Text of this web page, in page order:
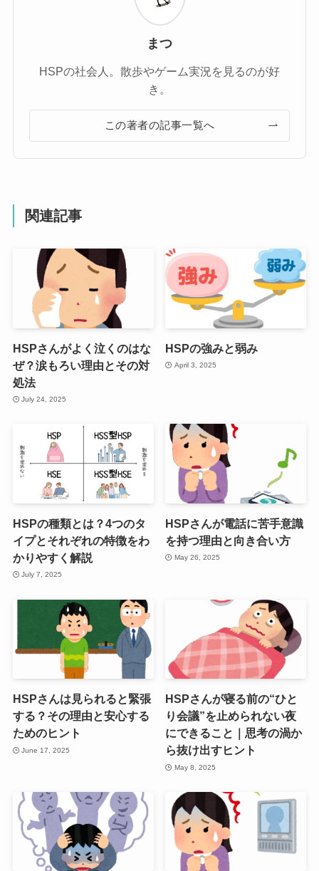
まつ
HSPの社会人。散歩やゲーム実況を見るのが好
き。
この著者の記事一覧へ
関連記事
HSPさんがよく泣くのはな
ぜ？涙もろい理由とその対
処法
July 24, 2025
HSPの強みと弱み
April 3, 2025
HSPの種類とは？4つのタ
イプとそれぞれの特徴をわ
かりやすく解説
July 7, 2025
HSPさんが電話に苦手意識
を持つ理由と向き合い方
May 26, 2025
HSPさんは見られると緊張
する？その理由と安心する
ためのヒント
June 17, 2025
HSPさんが寝る前の“ひと
り会議”を止められない夜
にできること｜思考の渦か
ら抜け出すヒント
May 8, 2025